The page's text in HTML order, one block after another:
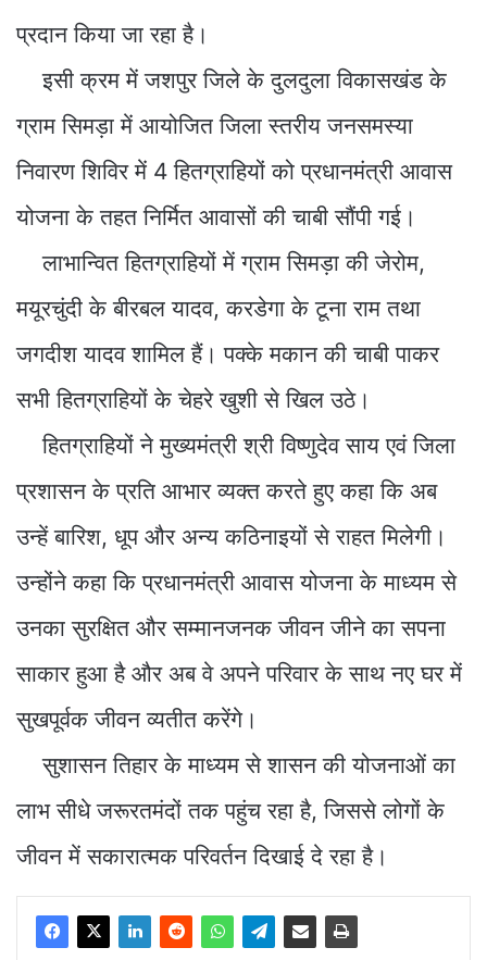
प्रदान किया जा रहा है।
इसी क्रम में जशपुर जिले के दुलदुला विकासखंड के
ग्राम सिमड़ा में आयोजित जिला स्तरीय जनसमस्या
निवारण शिविर में 4 हितग्राहियों को प्रधानमंत्री आवास
योजना के तहत निर्मित आवासों की चाबी सौंपी गई।
लाभान्वित हितग्राहियों में ग्राम सिमड़ा की जेरोम,
मयूरचुंदी के बीरबल यादव, करडेगा के टूना राम तथा
जगदीश यादव शामिल हैं। पक्के मकान की चाबी पाकर
सभी हितग्राहियों के चेहरे खुशी से खिल उठे।
हितग्राहियों ने मुख्यमंत्री श्री विष्णुदेव साय एवं जिला
प्रशासन के प्रति आभार व्यक्त करते हुए कहा कि अब
उन्हें बारिश, धूप और अन्य कठिनाइयों से राहत मिलेगी।
उन्होंने कहा कि प्रधानमंत्री आवास योजना के माध्यम से
उनका सुरक्षित और सम्मानजनक जीवन जीने का सपना
साकार हुआ है और अब वे अपने परिवार के साथ नए घर में
सुखपूर्वक जीवन व्यतीत करेंगे।
सुशासन तिहार के माध्यम से शासन की योजनाओं का
लाभ सीधे जरूरतमंदों तक पहुंच रहा है, जिससे लोगों के
जीवन में सकारात्मक परिवर्तन दिखाई दे रहा है।